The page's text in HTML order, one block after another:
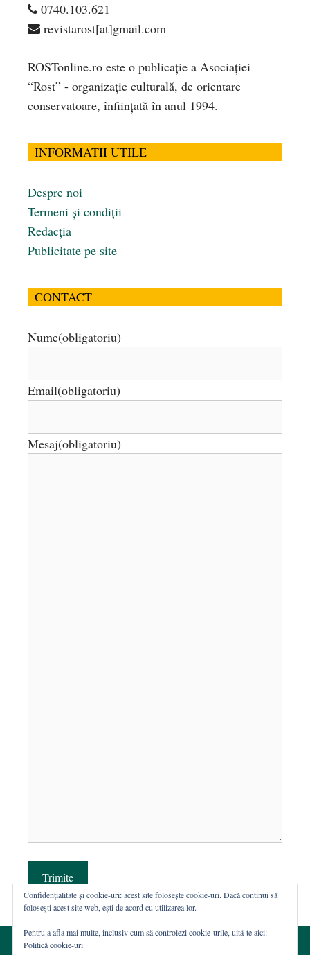
0740.103.621
revistarost[at]gmail.com
ROSTonline.ro este o publicaţie a Asociaţiei
“Rost” - organizaţie culturală, de orientare
conservatoare, înfiinţată în anul 1994.
INFORMATII UTILE
Despre noi
Termeni și condiții
Redacția
Publicitate pe site
CONTACT
Nume(obligatoriu)
Email(obligatoriu)
Mesaj(obligatoriu)
Trimite
Confidențialitate și cookie-uri: acest site folosește cookie-uri. Dacă continui să
folosești acest site web, ești de acord cu utilizarea lor.
Pentru a afla mai multe, inclusiv cum să controlezi cookie-urile, uită-te aici:
Politică cookie-uri